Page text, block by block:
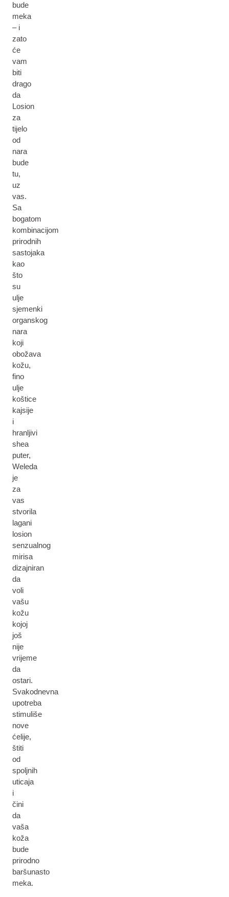
bude
meka
– i
zato
će
vam
biti
drago
da
Losion
za
tijelo
od
nara
bude
tu,
uz
vas.
Sa
bogatom
kombinacijom
prirodnih
sastojaka
kao
što
su
ulje
sjemenki
organskog
nara
koji
obožava
kožu,
fino
ulje
koštice
kajsije
i
hranljivi
shea
puter,
Weleda
je
za
vas
stvorila
lagani
losion
senzualnog
mirisa
dizajniran
da
voli
vašu
kožu
kojoj
još
nije
vrijeme
da
ostari.
Svakodnevna
upotreba
stimuliše
nove
ćelije,
štiti
od
spoljnih
uticaja
i
čini
da
vaša
koža
bude
prirodno
baršunasto
meka.